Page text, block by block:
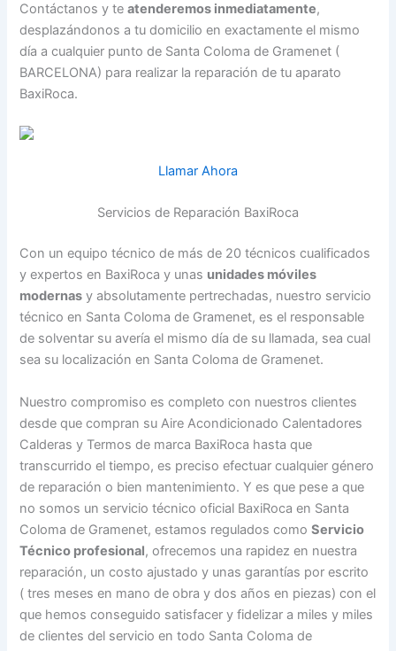
Contáctanos y teatenderemos inmediatamente,
desplazándonos a tu domicilio en exactamente el mismo
día a cualquier punto de Santa Coloma de Gramenet (
BARCELONA) para realizar la reparación de tu aparato
BaxiRoca.
Llamar Ahora
Servicios de Reparación BaxiRoca
Con un equipo técnico de más de 20 técnicos cualificados
y expertos en BaxiRoca y unas unidades móviles
modernas y absolutamente pertrechadas, nuestro servicio
técnico en Santa Coloma de Gramenet, es el responsable
de solventar su avería el mismo día de su llamada, sea cual
sea su localización en Santa Coloma de Gramenet.
Nuestro compromiso es completo con nuestros clientes
desde que compran su Aire Acondicionado Calentadores
Calderas y Termos de marca BaxiRoca hasta que
transcurrido el tiempo, es preciso efectuar cualquier género
de reparación o bien mantenimiento. Y es que pese a que
no somos un servicio técnico oficial BaxiRoca en Santa
Coloma de Gramenet, estamos regulados comoServicio
Técnico profesional, ofrecemos una rapidez en nuestra
reparación, un costo ajustado y unas garantías por escrito
( tres meses en mano de obra y dos años en piezas) con el
que hemos conseguido satisfacer y fidelizar a miles y miles
de clientes del servicio en todo Santa Coloma de